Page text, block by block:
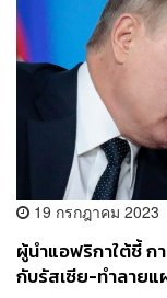
19 กรกฎาคม 2023
ผู้นำแอฟริกาใต้ชี้ ก
กับรัสเซีย-ทำลาย